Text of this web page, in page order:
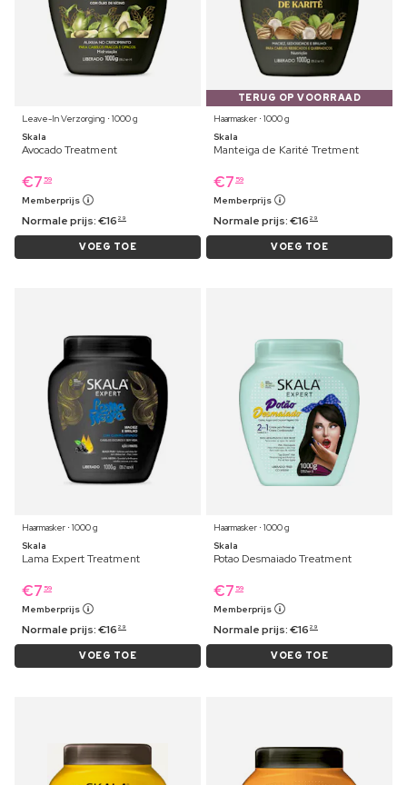
Leave-In Verzorging ⋅ 1000 g
Skala
Avocado Treatment
€7 59
Memberprijs
Normale prijs:€16 29
VOEG TOE
TERUG OP VOORRAAD
Haarmasker ⋅ 1000 g
Skala
Manteiga de Karité Tretment
€7 59
Memberprijs
Normale prijs:€16 29
VOEG TOE
Haarmasker ⋅ 1000 g
Skala
Lama Expert Treatment
€7 59
Memberprijs
Normale prijs:€16 29
VOEG TOE
Haarmasker ⋅ 1000 g
Skala
Potao Desmaiado Treatment
€7 59
Memberprijs
Normale prijs:€16 29
VOEG TOE